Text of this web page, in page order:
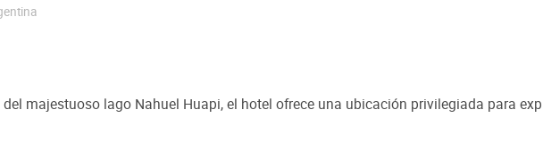
majestuoso lago Nahuel Huapi, el hotel ofrece una ubicación privilegiada para